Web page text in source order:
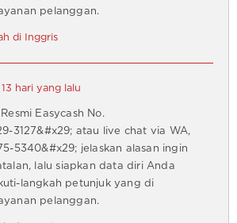
pelanggan.
di Inggris
13 hari yang lalu
Easycash No.
3127&#x29; atau live chat via WA,
5340&#x29; jelaskan alasan ingin
lalu siapkan data diri Anda
langkah petunjuk yang di
pelanggan.